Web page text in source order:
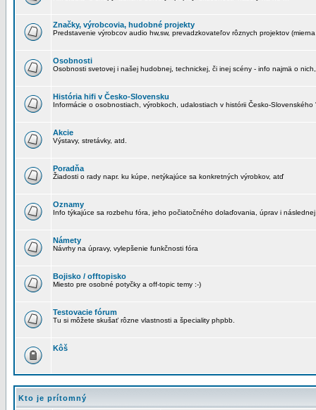
Značky, výrobcovia, hudobné projekty
Predstavenie výrobcov audio hw,sw, prevadzkovateľov rôznych projektov
Osobnosti
Osobnosti svetovej i našej hudobnej, technickej, či inej scény - info najmä o
História hifi v Česko-Slovensku
Informácie o osobnostiach, výrobkoch, udalostiach v histórii Česko-Slovenského
Akcie
Výstavy, stretávky, atd.
Poradňa
Žiadosti o rady napr. ku kúpe, netýkajúce sa konkretných výrobkov, atď
Oznamy
Info týkajúce sa rozbehu fóra, jeho počiatočného dolaďovania, úprav i
Námety
Návrhy na úpravy, vylepšenie funkčnosti fóra
Bojisko / offtopisko
Miesto pre osobné potyčky a off-topic temy :-)
Testovacie fórum
Tu si môžete skušať rôzne vlastnosti a špeciality phpbb.
Kôš
Kto je prítomný